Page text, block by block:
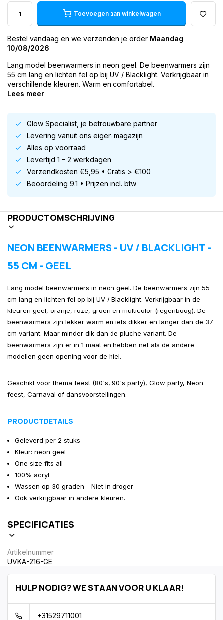
Toevoegen aan winkelwagen
Bestel vandaag en we verzenden je order Maandag
10/08/2026
Lang model beenwarmers in neon geel. De beenwarmers zijn
55 cm lang en lichten fel op bij UV / Blacklight. Verkrijgbaar in
verschillende kleuren. Warm en comfortabel.
Lees meer
Glow Specialist, je betrouwbare partner
Levering vanuit ons eigen magazijn
Alles op voorraad
Levertijd 1 – 2 werkdagen
Verzendkosten €5,95 • Gratis > €100
Beoordeling 9.1 • Prijzen incl. btw
PRODUCTOMSCHRIJVING
NEON BEENWARMERS - UV / BLACKLIGHT -
55 CM - GEEL
Lang model beenwarmers in neon geel. De beenwarmers zijn 55
cm lang en lichten fel op bij UV / Blacklight. Verkrijgbaar in de
kleuren geel, oranje, roze, groen en multicolor (regenboog). De
beenwarmers zijn lekker warm en iets dikker en langer dan de 37
cm variant. Maar minder dik dan de pluche variant. De
beenwarmers zijn er in 1 maat en hebben net als de andere
modellen geen opening voor de hiel.
Geschikt voor thema feest (80's, 90's party), Glow party, Neon
feest, Carnaval of dansvoorstellingen.
PRODUCTDETAILS
Geleverd per 2 stuks
Kleur: neon geel
One size fits all
100% acryl
Wassen op 30 graden - Niet in droger
Ook verkrijgbaar in andere kleuren.
SPECIFICATIES
Artikelnummer
UVKA-216-GE
HULP NODIG? WE STAAN VOOR U KLAAR!
+31529711001